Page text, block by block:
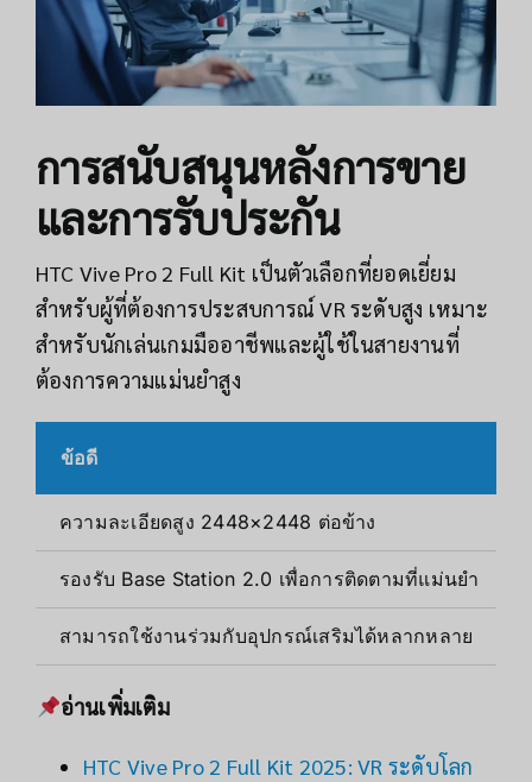
การสนับสนุนหลังการขาย
และการรับประกัน
HTC Vive Pro 2 Full Kit เป็นตัวเลือกที่ยอดเยี่ยม
สำหรับผู้ที่ต้องการประสบการณ์ VR ระดับสูง เหมาะ
สำหรับนักเล่นเกมมืออาชีพและผู้ใช้ในสายงานที่
ต้องการความแม่นยำสูง
ข้อดี
ความละเอียดสูง 2448×2448 ต่อข้าง
รองรับ Base Station 2.0 เพื่อการติดตามที่แม่นยำ
สามารถใช้งานร่วมกับอุปกรณ์เสริมได้หลากหลาย
อ่านเพิ่มเติม
HTC Vive Pro 2 Full Kit 2025: VR ระดับโลก